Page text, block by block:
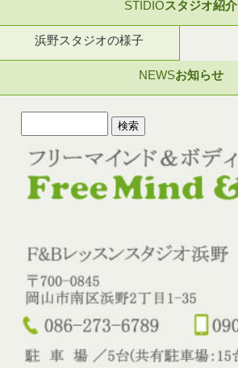
STIDIOスタジオ紹介
浜野スタジオの様子
NEWSお知らせ